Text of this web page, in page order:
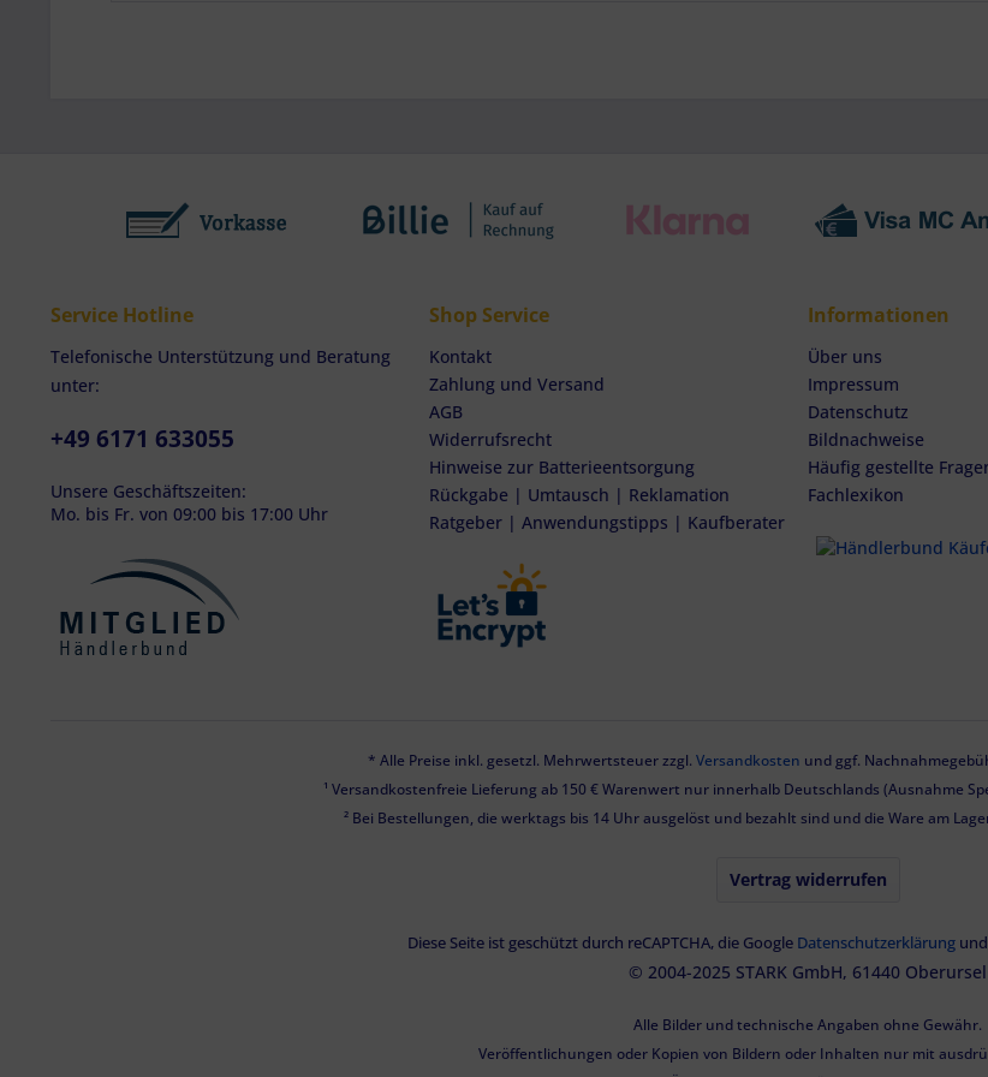
Service Hotline
Telefonische Unterstützung und Beratung
unter:
+49 6171 633055
Unsere Geschäftszeiten:
Mo. bis Fr. von 09:00 bis 17:00 Uhr
Shop Service
Kontakt
Zahlung und Versand
AGB
Widerrufsrecht
Hinweise zur Batterieentsorgung
Rückgabe | Umtausch | Reklamation
Ratgeber | Anwendungstipps | Kaufberater
Informationen
Über uns
Impressum
Datenschutz
Bildnachweise
Häufig gestellte
Fachlexikon
* Alle Preise inkl. gesetzl. Mehrwertsteuer zzgl. Versandkosten und ggf.
¹ Versandkostenfreie Lieferung ab 150 € Warenwert nur innerhalb Deutschlands (Ausnahme
² Bei Bestellungen, die werktags bis 14 Uhr ausgelöst und bezahlt sind und die Ware am
Vertrag widerrufen
Diese Seite ist geschützt durch reCAPTCHA, die Google Datenschutzerklärung und
© 2004-2025 STARK GmbH, 61440 Oberursel
Alle Bilder und technische Angaben ohne Gewähr.
Veröffentlichungen oder Kopien von Bildern oder Inhalten nur mit